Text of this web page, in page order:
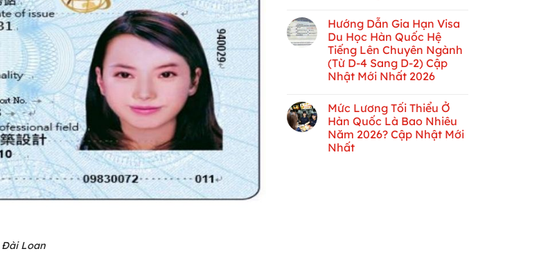
Đài Loan
Hướng Dẫn Gia Hạn Visa
Du Học Hàn Quốc Hệ
Tiếng Lên Chuyên Ngành
(Từ D-4 Sang D-2) Cập
Nhật Mới Nhất 2026
Mức Lương Tối Thiểu Ở
Hàn Quốc Là Bao Nhiêu
Năm 2026? Cập Nhật Mới
Nhất